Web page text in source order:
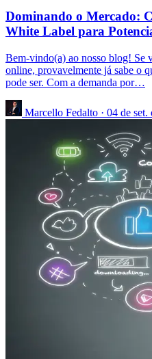
Dominando o Mercado:
White Label para
Bem-vindo(a) ao nosso blog! Se
online, provavelmente já sabe o
pode ser. Com a demanda por…
Marcello Fedalto · 04 de set.